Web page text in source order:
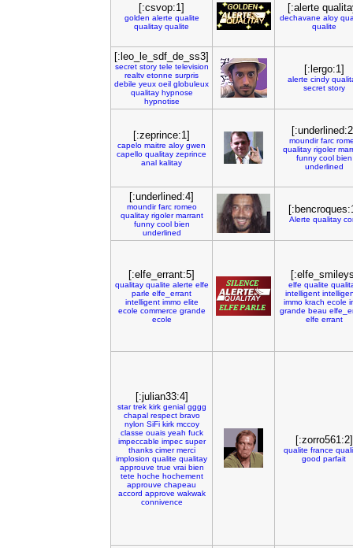
[:csvop:1]
golden alerte qualite
qualitay qualite
[:alerte
dechavane aloy
qualite
[:leo_le_sdf_de_ss3]
secret story tele television
realtv etonne surpris
debile yeux oeil globuleux
qualitay hypnose
hypnotise
[:lergo:1]
alerte cindy
secret story
[:zeprince:1]
capelo maitre aloy gwen
capello qualitay zeprince
anal kalitay
moundir farc
qualitay rigoler
funny cool bien
underlined
[:underlined:4]
moundir farc romeo
qualitay rigoler marrant
funny cool bien
underlined
Alerte qualitay
[:elfe_errant:5]
qualitay qualite alerte elfe
parle elfe_errant
intelligent immo elite
ecole commerce grande
ecole
elfe qualite
intelligent
immo krach ecole
grande beau
elfe errant
[:julian33:4]
star trek kirk genial gggg
chapal respect bravo
nylon SiFi kirk mccoy
classe ouais yeah fuck
impeccable impec super
thanks cimer merci
implosion qualite qualitay
approuve true vrai bien
tete hoche hochement
approuve chapeau
accord approve wakwak
connivence
[:zorro561:2]
qualite france
good parfait